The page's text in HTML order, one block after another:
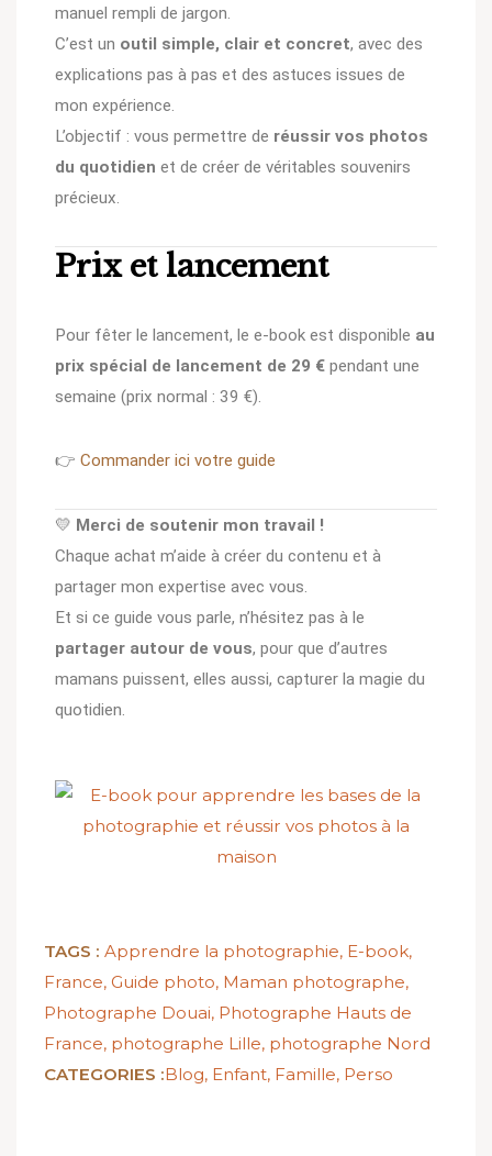
manuel rempli de jargon.
C’est un outil simple, clair et concret, avec des
explications pas à pas et des astuces issues de
mon expérience.
L’objectif : vous permettre de réussir vos photos
du quotidien et de créer de véritables souvenirs
précieux.
Prix et lancement
Pour fêter le lancement, le e-book est disponible au
prix spécial de lancement de 29 € pendant une
semaine (prix normal : 39 €).
👉 Commander ici votre guide
💛 Merci de soutenir mon travail !
Chaque achat m’aide à créer du contenu et à
partager mon expertise avec vous.
Et si ce guide vous parle, n’hésitez pas à le
partager autour de vous, pour que d’autres
mamans puissent, elles aussi, capturer la magie du
quotidien.
TAGS : Apprendre la photographie, E-book,
France, Guide photo, Maman photographe,
Photographe Douai, Photographe Hauts de
France, photographe Lille, photographe Nord
CATEGORIES :Blog, Enfant, Famille, Perso